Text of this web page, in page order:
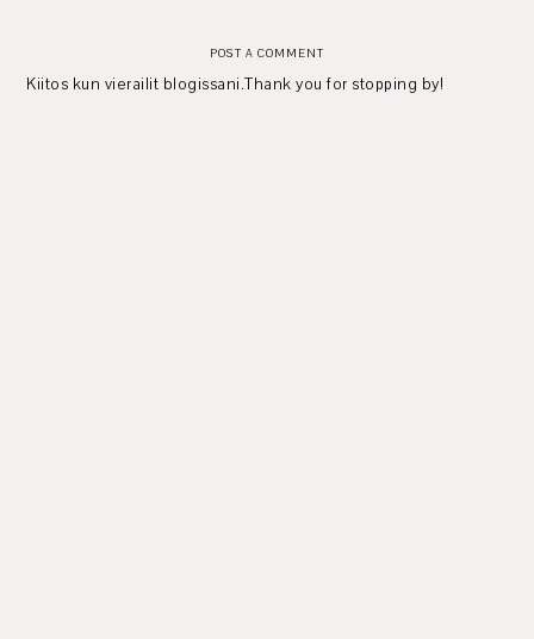
POST A COMMENT
Kiitos kun vierailit blogissani.Thank you for stopping by!